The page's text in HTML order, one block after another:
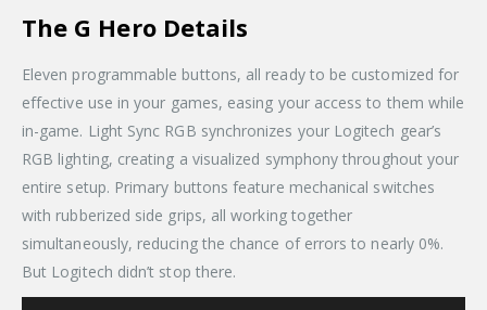
The G Hero Details
Eleven programmable buttons, all ready to be customized for
effective use in your games, easing your access to them while
in-game. Light Sync RGB synchronizes your Logitech gear’s
RGB lighting, creating a visualized symphony throughout your
entire setup. Primary buttons feature mechanical switches
with rubberized side grips, all working together
simultaneously, reducing the chance of errors to nearly 0%.
But Logitech didn’t stop there.